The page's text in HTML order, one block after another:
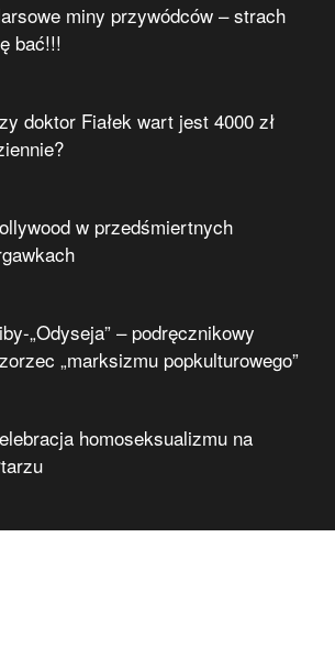
miny przywódców – strach
bać!!!
doktor Fiałek wart jest 4000 zł
w przedśmiertnych
„Odyseja” – podręcznikowy
„marksizmu popkulturowego”
homoseksualizmu na